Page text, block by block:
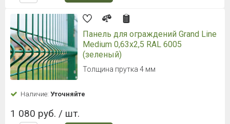
Панель для ограждений Grand Line
Medium 0,63x2,5 RAL 6005
(зеленый)
Толщина прутка 4 мм
Наличие: Уточняйте
1 080 руб. / шт.